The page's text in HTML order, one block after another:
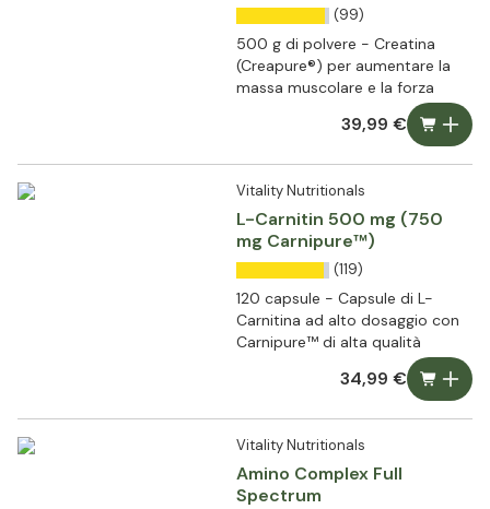
(99)
500 g di polvere - Creatina
(Creapure®) per aumentare la
massa muscolare e la forza
39,99 €
Vitality Nutritionals
L-Carnitin 500 mg (750
mg Carnipure™)
(119)
120 capsule - Capsule di L-
Carnitina ad alto dosaggio con
Carnipure™ di alta qualità
34,99 €
Vitality Nutritionals
Amino Complex Full
Spectrum